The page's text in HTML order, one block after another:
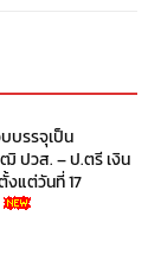
บรรจุเป็น
ฒิ ปวส. – ป.ตรี เงิน
งแต่วันที่ 17